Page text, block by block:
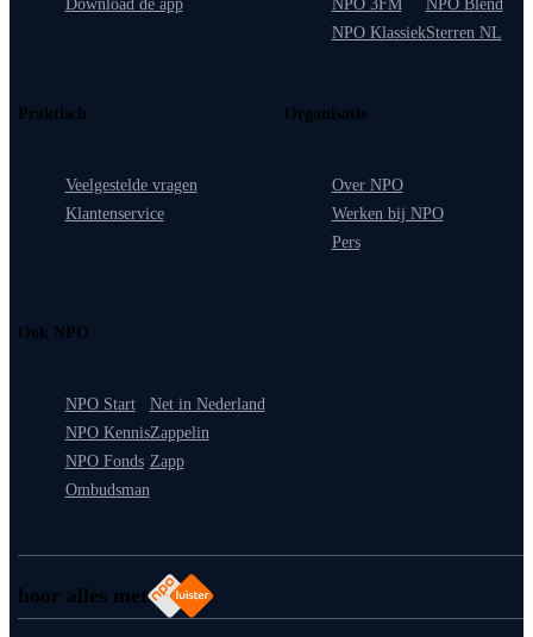
hoor alles met
Download de app
NPO 3FM
NPO Klassiek
NPO Blend
Sterren NL
Praktisch
Veelgestelde vragen
Klantenservice
Organisatie
Over NPO
Werken bij NPO
Pers
Ook NPO
NPO Start
NPO Kennis
NPO Fonds
Ombudsman
Net in Nederland
Zappelin
Zapp